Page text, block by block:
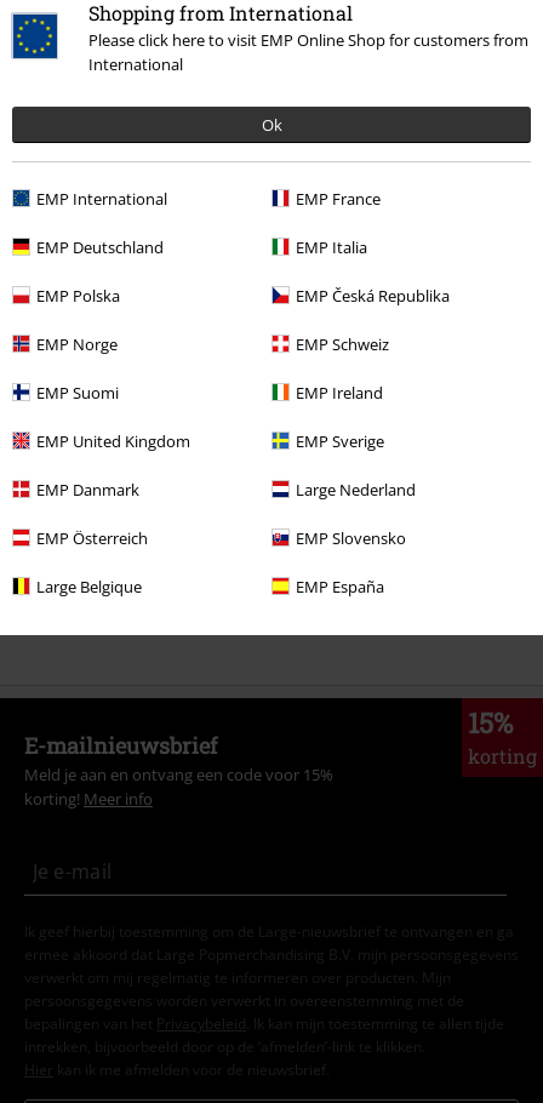
Shopping from International
Please click here to visit EMP Online Shop for customers from
International
Ok
EMP International EMP France
EMP Deutschland EMP Italia
EMP Polska EMP Česká Republika
EMP Norge EMP Schweiz
EMP Suomi EMP Ireland
EMP United Kingdom EMP Sverige
EMP Danmark Large Nederland
EMP Österreich EMP Slovensko
Large Belgique EMP España
Laatst bezocht
€ 19,99
Meer categorieën. Meer opties.
15%
korting
E-mailnieuwsbrief
Meld je aan en ontvang een code voor 15%
korting! Meer info
Ik geef hierbij toestemming om de Large-nieuwsbrief te ontvangen en ga
ermee akkoord dat Large Popmerchandising B.V. mijn persoonsgegevens
verwerkt om mij regelmatig te informeren over producten. Mijn
persoonsgegevens worden verwerkt in overeenstemming met de
bepalingen van het
Privacybeleid . Ik kan mijn toestemming te allen tijde
intrekken, bijvoorbeeld door op de ‘afmelden’-link te klikken.
Hier kan ik me afmelden voor de nieuwsbrief.